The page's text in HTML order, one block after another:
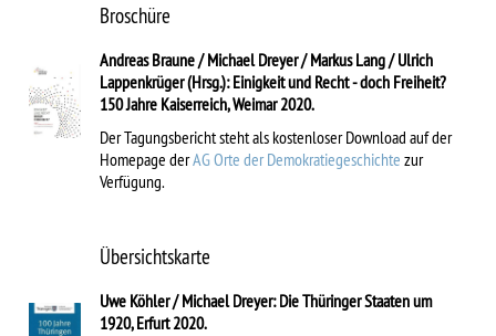
Broschüre
Andreas Braune / Michael Dreyer / Markus Lang / Ulrich
Lappenkrüger (Hrsg.): Einigkeit und Recht - doch Freiheit?
150 Jahre Kaiserreich, Weimar 2020.
Der Tagungsbericht steht als kostenloser Download auf der
Homepage derAG Orte der Demokratiegeschichte zur
Verfügung.
Übersichtskarte
Uwe Köhler / Michael Dreyer: Die Thüringer Staaten um
1920, Erfurt 2020.